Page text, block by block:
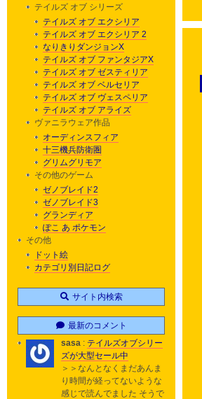
テイルズ オブ シリーズ
テイルズ オブ エクシリア
テイルズ オブ エクシリア 2
なりきりダンジョンX
テイルズ オブ ファンタジアX
テイルズ オブ ゼスティリア
テイルズ オブ ベルセリア
テイルズ オブ ヴェスペリア
テイルズ オブ アライズ
ヴァニラウェア作品
オーディンスフィア
十三機兵防衛圏
グリムグリモア
その他のゲーム
ゼノブレイド2
ゼノブレイド3
グランディア
ぽこ あ ポケモン
その他
ドット絵
カテゴリ別日記ログ
サイト内検索
最新のコメント
sasa : テイルズオブシリー
ズが大型セール中
＞＞なんとなくまだあんま
り時間が経ってないような
感じで読んでました そうで